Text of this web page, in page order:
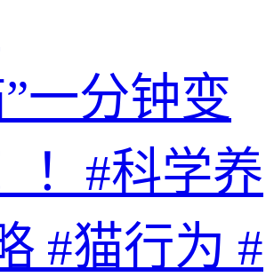
一分钟变
！#科学养
#猫行为 #